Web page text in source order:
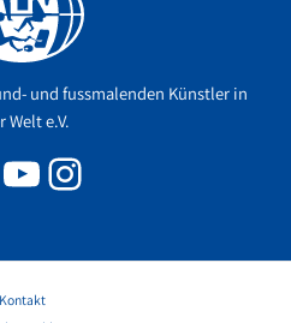
und fussmalenden Künstler in
Welt e.V.
Kontakt